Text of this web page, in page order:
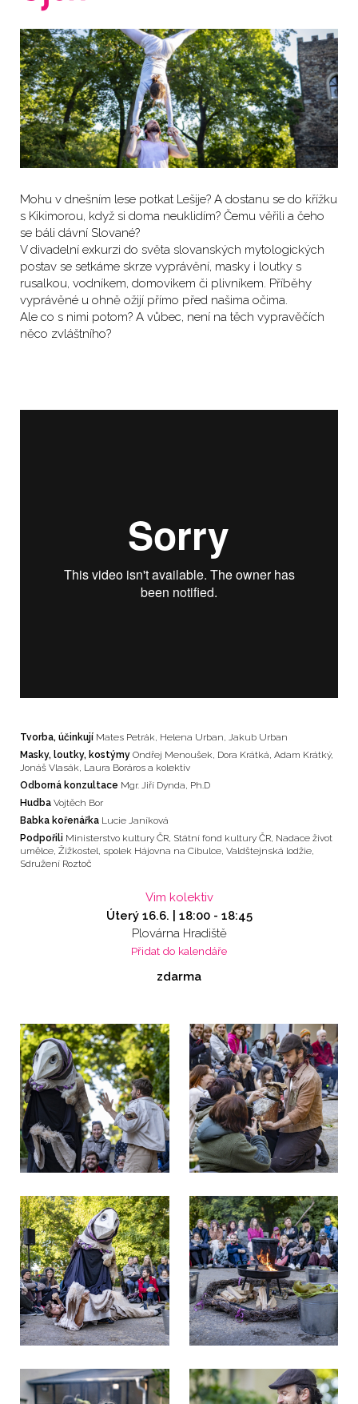
Mohu v dnešním lese potkat Lešije? A dostanu se do křížku
s Kikimorou, když si doma neuklidím? Čemu věřili a čeho
se báli dávní Slované?
V divadelní exkurzi do světa slovanských mytologických
postav se setkáme skrze vyprávění, masky i loutky s
rusalkou, vodníkem, domovikem či plivníkem. Příběhy
vyprávěné u ohně ožijí přímo před našima očima.
Ale co s nimi potom? A vůbec, není na těch vypravěčích
něco zvláštního?
Tvorba, účinkují Mates Petrák, Helena Urban, Jakub Urban
Masky, loutky, kostýmy Ondřej Menoušek, Dora Krátká, Adam Krátký,
Jonáš Vlasák, Laura Boráros a kolektiv
Odborná konzultace Mgr. Jiří Dynda, Ph.D
Hudba Vojtěch Bor
Babka kořenářka Lucie Janíková
Podpořili Ministerstvo kultury ČR, Státní fond kultury ČR, Nadace život
umělce, Žižkostel, spolek Hájovna na Cibulce, Valdštejnská lodžie,
Sdružení Roztoč
Vim kolektiv
Úterý 16.6. | 18:00- 18:45
Plovárna Hradiště
Přidat do kalendáře
zdarma